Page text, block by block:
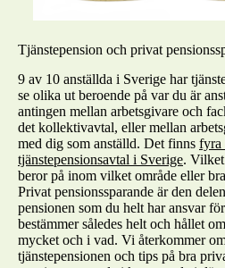
Tjänstepension och privat
9 av 10 anställda i Sverige har
se olika ut beroende på var du är
antingen mellan arbetsgivare och
det kollektivavtal, eller mellan
med dig som anställd. Det finns fyra
tjänstepensionsavtal i Sverige.
beror på inom vilket område eller
Privat pensionssparande är den
pensionen som du helt har ansvar
bestämmer således helt och hållet
mycket och i vad. Vi återkommer
tjänstepensionen och tips på bra